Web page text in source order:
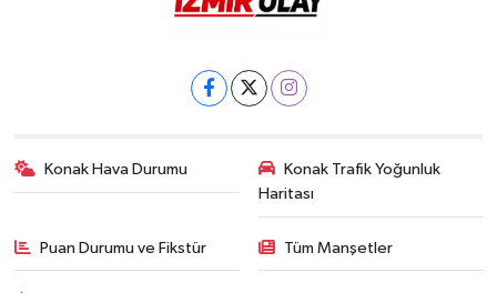
Konak Hava Durumu
Konak Trafik Yoğunluk
Haritası
Puan Durumu ve Fikstür Tüm Manşetler